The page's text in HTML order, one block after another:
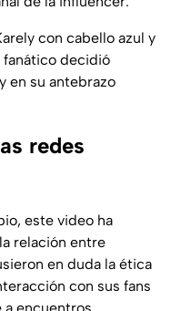
con cabello azul y
fanático decidió
en su antebrazo
redes
este video ha
relación entre
en duda la ética
con sus fans